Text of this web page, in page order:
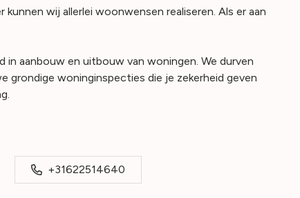
wij allerlei woonwensen realiseren. Als er aan
in aanbouw en uitbouw van woningen. We durven
grondige woninginspecties die je zekerheid geven
+31622514640